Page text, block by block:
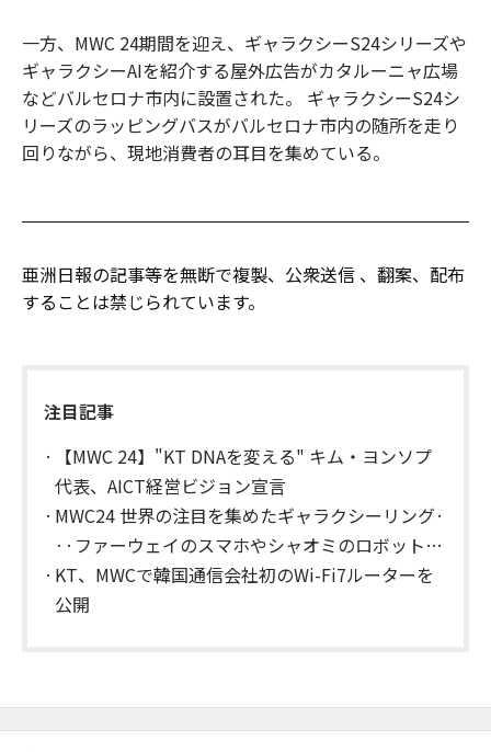
一方、MWC 24期間を迎え、ギャラクシーS24シリーズや
ギャラクシーAIを紹介する屋外広告がカタルーニャ広場
などバルセロナ市内に設置された。 ギャラクシーS24シ
リーズのラッピングバスがバルセロナ市内の随所を走り
回りながら、現地消費者の耳目を集めている。
亜洲日報の記事等を無断で複製、公衆送信 、翻案、配布
することは禁じられています。
注目記事
【MWC 24】"KT DNAを変える" キム・ヨンソプ
代表、AICT経営ビジョン宣言
MWC24 世界の注目を集めたギャラクシーリング·
··ファーウェイのスマホやシャオミのロボット犬
にも関心
KT、MWCで韓国通信会社初のWi-Fi7ルーターを
公開